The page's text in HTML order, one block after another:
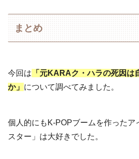
まとめ
今回は 「元KARAク・ハラの死因は
か」 について調べてみました。
個人的にもK-POPブームを作ったア
スター」は大好きでした。